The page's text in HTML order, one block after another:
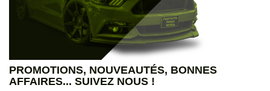
PROMOTIONS, NOUVEAUTÉS, BONNES
AFFAIRES... SUIVEZ NOUS !